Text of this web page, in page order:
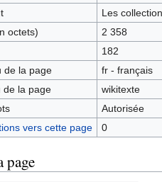
Les
octets)
2 358
182
de la page
fr - français
de la page
wikitexte
Autorisée
vers cette page
0
page